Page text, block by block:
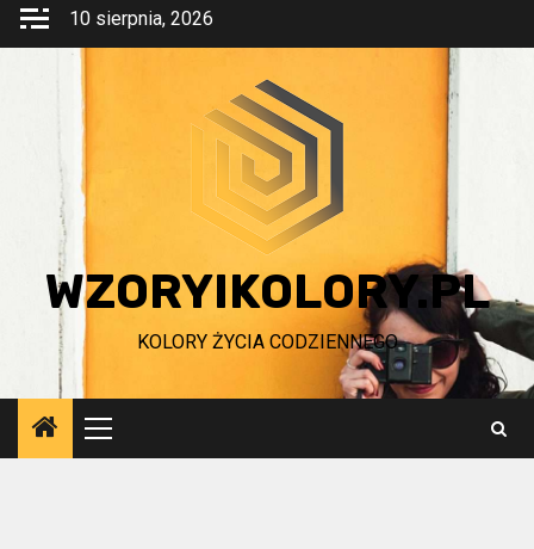
Przejdź
10 sierpnia, 2026
WZORYIKOLORY.PL
KOLORY ŻYCIA CODZIENNEGO
Menu
główne